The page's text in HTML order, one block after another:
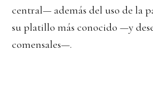
central— además del uso de la
su platillo más conocido —y
comensales—.